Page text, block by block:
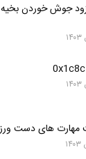
جوش خوردن
مهارت های دست